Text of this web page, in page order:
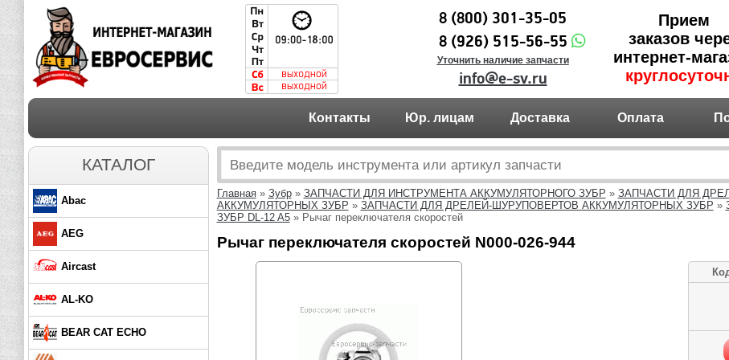
8 (800) 301-35-05
Прием
заказов
интернет-
8 (926) 515-56-55
Уточнить наличие запчасти
info@e-sv.ru
Контакты Юр. лицам Доставка Оплата
КАТАЛОГ
Abac
AEG
Aircast
AL-KO
BEAR CAT ECHO
Главная» Зубр» ЗАПЧАСТИ ДЛЯ ИНСТРУМЕНТА АККУМУЛЯТОРНОГО ЗУБР » ЗАПЧАСТИ ДЛЯ
АККУМУЛЯТОРНЫХ ЗУБР » ЗАПЧАСТИ ДЛЯ ДРЕЛЕЙ-ШУРУПОВЕРТОВ АККУМУЛЯТОРНЫХ ЗУБР »
ЗУБР DL-12 A5» Рычаг переключателя скоростей
Рычаг переключателя скоростей N000-026-944